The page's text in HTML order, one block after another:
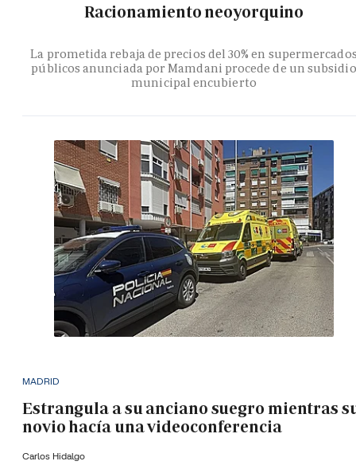
Racionamiento neoyorquino
La prometida rebaja de precios del 30% en
públicos anunciada por Mamdani procede de un subsidio
municipal encubierto
MADRID
Estrangula a su anciano suegro mientras
novio hacía una videoconferencia
Carlos Hidalgo